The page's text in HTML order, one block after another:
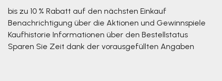
bis zu 10 % Rabatt auf den nächsten Einkauf
Benachrichtigung über die Aktionen und Gewinnspiele
Kaufhistorie Informationen über den Bestellstatus
Sparen Sie Zeit dank der vorausgefüllten Angaben